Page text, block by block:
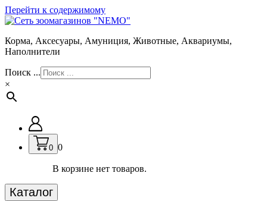
Перейти к содержимому
Корма, Аксесуары, Амуниция, Животные, Аквариумы,
Наполнители
Поиск ...
×
0 0
В корзине нет товаров.
Каталог